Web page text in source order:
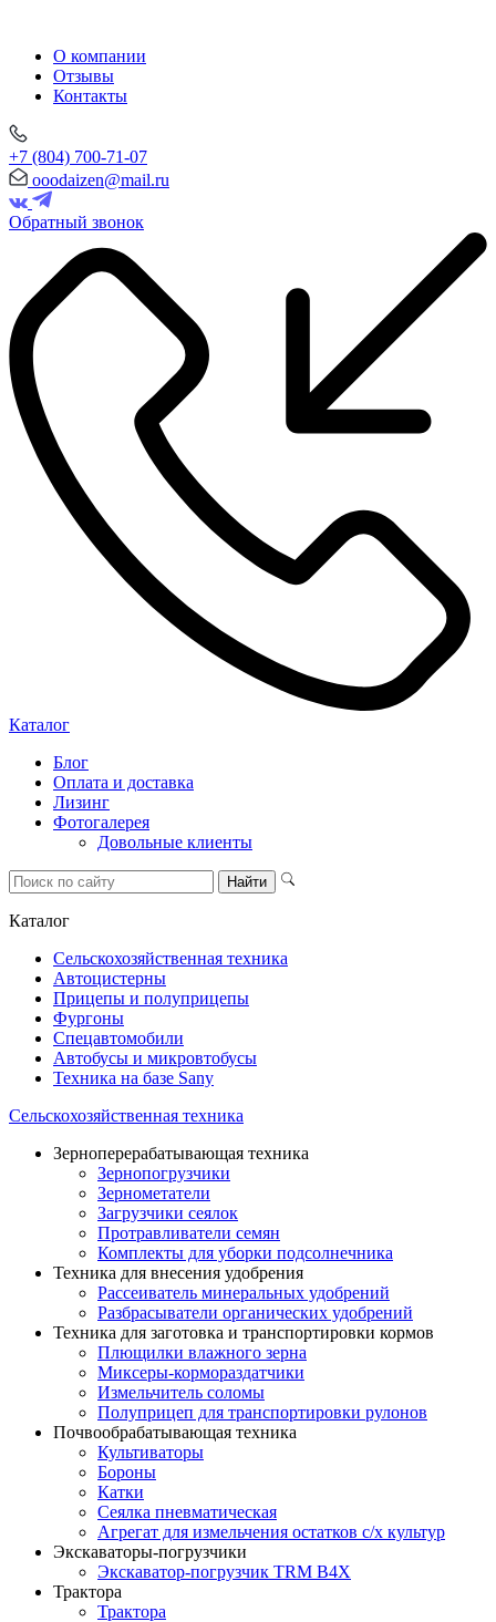
О компании
Отзывы
Контакты
+7 (804) 700-71-07
ooodaizen@mail.ru
Обратный звонок
Каталог
Блог
Оплата и доставка
Лизинг
Фотогалерея
Довольные клиенты
Каталог
Сельскохозяйственная техника
Автоцистерны
Прицепы и полуприцепы
Фургоны
Спецавтомобили
Автобусы и микровтобусы
Техника на базе Sany
Сельскохозяйственная техника
Зерноперерабатывающая техника
Зернопогрузчики
Зернометатели
Загрузчики сеялок
Протравливатели семян
Комплекты для уборки подсолнечника
Техника для внесения удобрения
Рассеиватель минеральных удобрений
Разбрасыватели органических удобрений
Техника для заготовка и транспортировки кормов
Плющилки влажного зерна
Миксеры-кормораздатчики
Измельчитель соломы
Полуприцеп для транспортировки рулонов
Почвообрабатывающая техника
Культиваторы
Бороны
Катки
Сеялка пневматическая
Агрегат для измельчения остатков с/х культур
Экскаваторы-погрузчики
Экскаватор-погрузчик TRM B4X
Трактора
Трактора